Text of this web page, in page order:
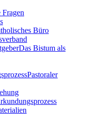
Büro
Das Bistum als
Pastoraler